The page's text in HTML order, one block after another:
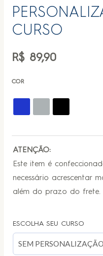
CURSO
R$89,90
COR
ATENÇÃO:
Este item é
necessário acrescentar
além do prazo do frete.
ESCOLHA SEU CURSO